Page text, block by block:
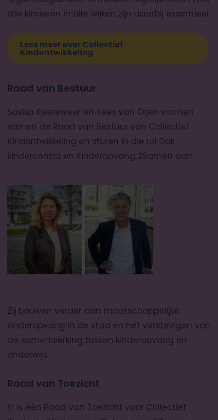
alle kinderen in álle wijken zijn daarbij essentieel.
Lees meer over Collectief
Kindontwikkeling
Raad van Bestuur
Saskia Keereweer en Kees van Oijen vormen
samen de Raad van Bestuur van Collectief
Kindontwikkeling en sturen in die rol Dak
kindercentra en Kinderopvang 2Samen aan.
Zij bouwen verder aan maatschappelijke
kinderopvang in de stad en het verstevigen van
de samenwerking tussen kinderopvang en
onderwijs.
Raad van Toezicht
Er is één Raad van Toezicht voor Collectief